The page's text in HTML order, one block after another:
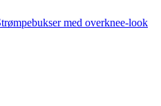
med overknee-look